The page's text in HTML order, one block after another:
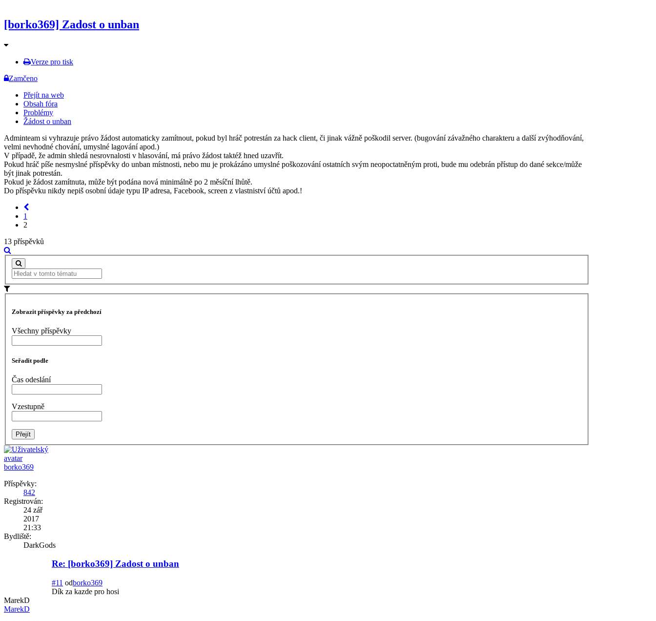
[borko369] Zadost o unban
Verze pro tisk
Zamčeno
Přejít na web
Obsah fóra
Problémy
Žádost o unban
Adminteam si vyhrazuje právo žádost automaticky zamítnout, pokud byl hráč potrestán za hack client, či jinak vážně poškodil server. (bugování závažného charakteru a další zvýhodňování,
velmi nevhodné chování, umyslné lagování apod.)
V případě, že admin shledá nesrovnalosti v hlasování, má právo žádost taktéž hned uzavřít.
Pokud hráč píše nesmyslné příspěvky do unban místnosti, nebo mu je prokázáno umyslné poškozování ostatních svým neopoctatněným proti, bude mu odebrán přístup do dané sekce/může
být jinak potrestán.
Pokud je žádost zamítnuta, může být podána nová minimálně po 2 měsíční lhůtě.
Do příspěvku nikdy nepiš osobní údaje typu IP adresa, Facebook, screen z vlastniství účtů apod.!
1
2
13 příspěvků
Zobrazit příspěvky za předchozí
Všechny příspěvky
Seřadit podle
Čas odeslání
Vzestupně
borko369
Příspěvky:
842
Registrován:
24 zář
2017
21:33
Bydliště:
DarkGods
Re: [borko369] Zadost o unban
#11 odborko369
Dík za kazde pro hosi
MarekD
MarekD